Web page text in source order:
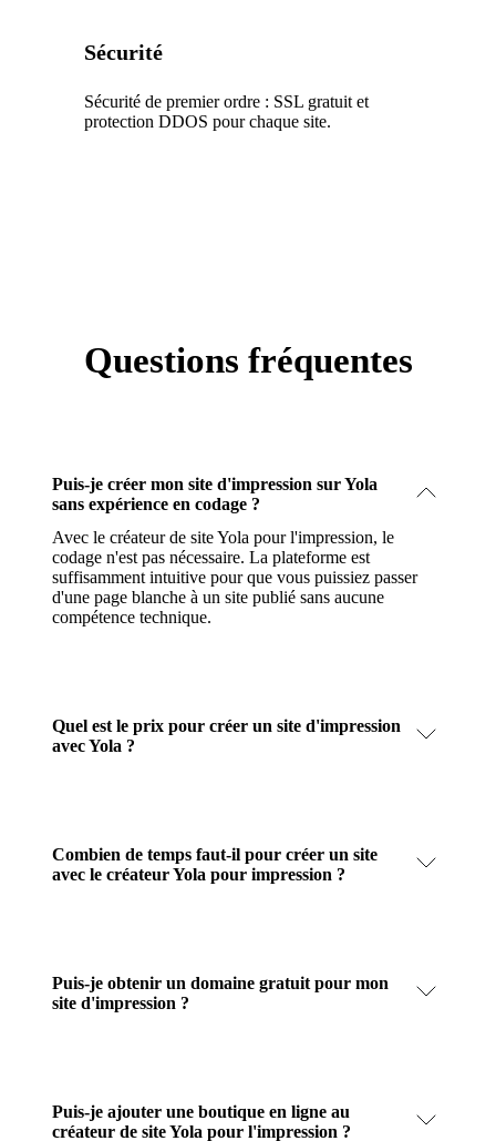
Sécurité
Sécurité de premier ordre : SSL gratuit et
protection DDOS pour chaque site.
Questions fréquentes
Puis-je créer mon site d'impression sur Yola
sans expérience en codage ?
Avec le créateur de site Yola pour l'impression, le
codage n'est pas nécessaire. La plateforme est
suffisamment intuitive pour que vous puissiez passer
d'une page blanche à un site publié sans aucune
compétence technique.
Quel est le prix pour créer un site d'impression
avec Yola ?
Combien de temps faut-il pour créer un site
avec le créateur Yola pour impression ?
Puis-je obtenir un domaine gratuit pour mon
site d'impression ?
Puis-je ajouter une boutique en ligne au
créateur de site Yola pour l'impression ?